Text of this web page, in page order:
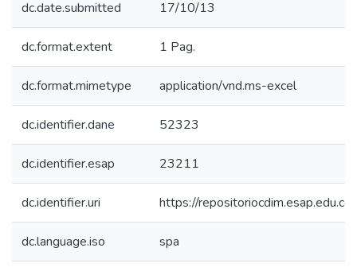
dc.date.submitted 17/10/13
dc.format.extent 1 Pag.
dc.format.mimetype application/vnd.ms-excel
dc.identifier.dane 52323
dc.identifier.esap 23211
dc.identifier.uri https://
dc.language.iso spa